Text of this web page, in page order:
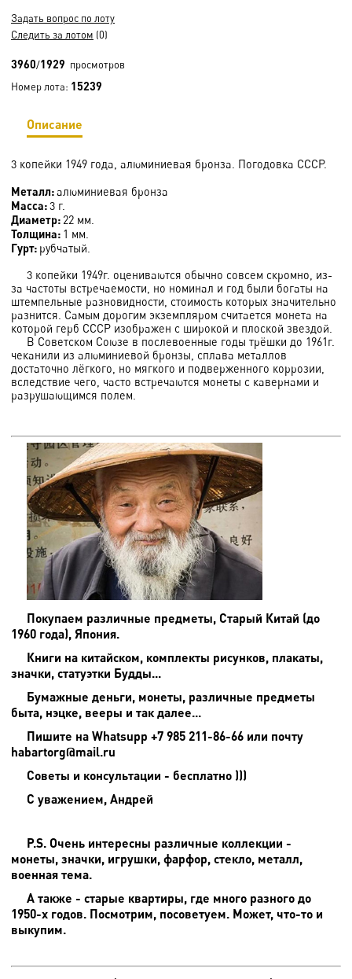
Задать вопрос по лоту
Следить за лотом (0)
3960/1929 просмотров
Номер лота: 15239
Описание
3 копейки 1949 года, алюминиевая бронза. Погодовка СССР.
Металл:алюминиевая бронза
Масса:3 г.
Диаметр: 22 мм.
Толщина: 1 мм.
Гурт: рубчатый.
3 копейки 1949г. оцениваются обычно совсем скромно, из-
за частоты встречаемости, но номинал и год были богаты на
штемпельные разновидности, стоимость которых значительно
разнится. Самым дорогим экземпляром считается монета на
которой герб СССР изображен с широкой и плоской звездой.
В Советском Союзе в послевоенные годы трёшки до 1961г.
чеканили из алюминиевой бронзы, сплава металлов
достаточно лёгкого, но мягкого и подверженного коррозии,
вследствие чего, часто встречаются монеты с кавернами и
разрушающимся полем.
Покупаем различные предметы, Старый Китай (до
1960 года), Япония.
Книги на китайском, комплекты рисунков, плакаты,
значки, статуэтки Будды...
Бумажные деньги, монеты, различные предметы
быта, нэцке, вееры и так далее...
Пишите на Whatsupp +7 985 211-86-66 или почту
habartorg@mail.ru
Советы и консультации - бесплатно )))
С уважением, Андрей
P.S. Очень интересны различные коллекции -
монеты, значки, игрушки, фарфор, стекло, металл,
военная тема.
А также - старые квартиры, где много разного до
1950-х годов. Посмотрим, посоветуем. Может, что-то и
выкупим.